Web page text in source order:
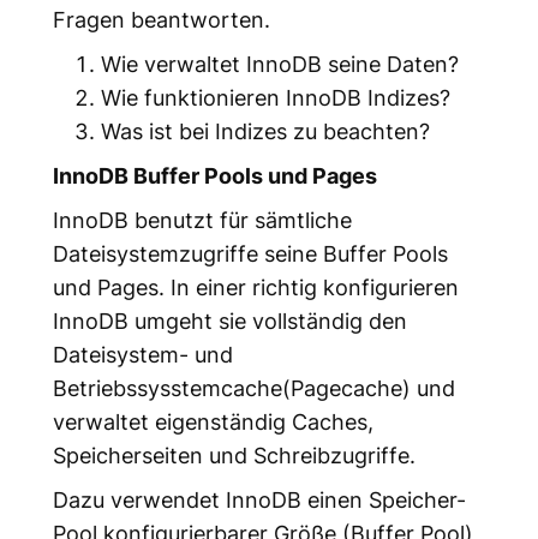
Fragen beantworten.
Wie verwaltet InnoDB seine Daten?
Wie funktionieren InnoDB Indizes?
Was ist bei Indizes zu beachten?
InnoDB Buffer Pools und Pages
InnoDB benutzt für sämtliche
Dateisystemzugriffe seine Buffer Pools
und Pages. In einer richtig konfigurieren
InnoDB umgeht sie vollständig den
Dateisystem- und
Betriebssysstemcache(Pagecache) und
verwaltet eigenständig Caches,
Speicherseiten und Schreibzugriffe.
Dazu verwendet InnoDB einen Speicher-
Pool konfigurierbarer Größe (Buffer Pool)